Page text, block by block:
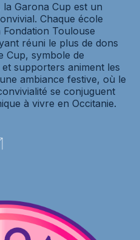
Garona Cup est un
Chaque école
Toulouse
réuni le plus de dons
Cup, symbole de
supporters animent les
ambiance festive, où le
se conjuguent
à vivre en Occitanie.